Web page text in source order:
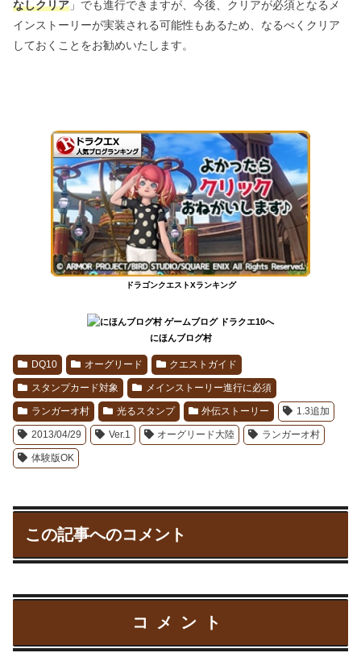
なしクリア 」でも進行できますが、今後、クリアが必須となるメ
インストーリーが実装される可能性もあるため、なるべくクリア
しておくことをお勧めいたします。
ドラゴンクエストXランキング
にほんブログ村
DQ10 オーグリード クエストガイド
スタンプカード対象 メインストーリー進行に必須
ランガーオ村 光るスタンプ 外伝ストーリー 1.3追加
2013/04/29 Ver.1 オーグリード大陸 ランガーオ村
体験版OK
この記事へのコメント
コメント